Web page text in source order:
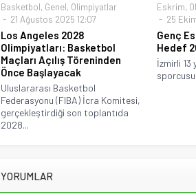
Basketbol, Genel, Olimpiyatlar
21 Ağustos 2025 12:07
Los Angeles 2028
Olimpiyatları: Basketbol
Maçları Açılış Töreninden
Önce Başlayacak
Uluslararası Basketbol
Federasyonu (FIBA) İcra Komitesi,
gerçekleştirdiği son toplantıda
2028...
Eskrim,
25
Genç
Hedef
İzmirli 13
sporcusu
YORUMLAR